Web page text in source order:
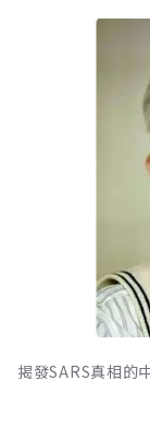
揭發SARS真相